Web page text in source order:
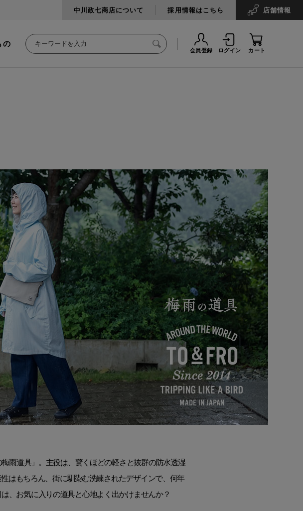
中川政七商店について 採用情報はこちら 店舗情報
の
会員登録 ログイン カート
雨道具」。主役は、驚くほどの軽さと抜群の防水透湿
はもちろん、街に馴染む洗練されたデザインで、何年
、お気に入りの道具と心地よく出かけませんか？